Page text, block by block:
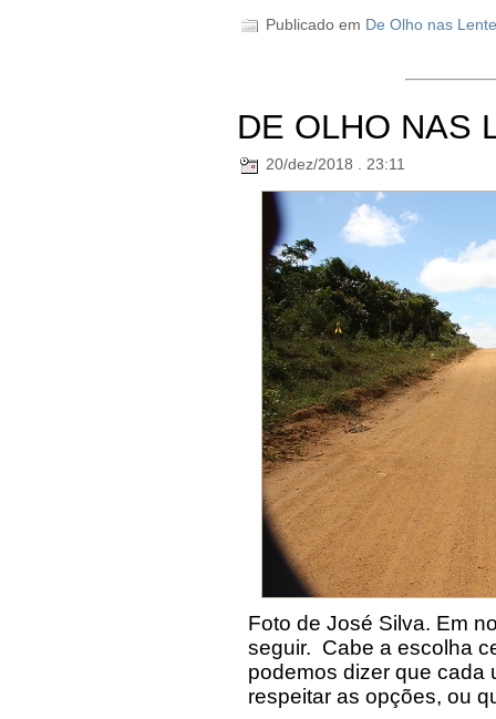
Publicado em De Olho nas
DE OLHO NAS
20/dez/2018 . 23:11
Foto de José Silva. Em
seguir. Cabe a escolha
podemos dizer que cada
respeitar as opções, ou